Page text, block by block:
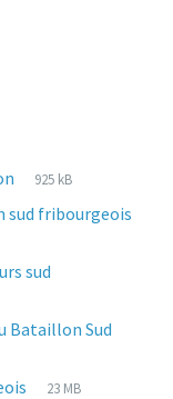
File
pdf
File
925 kB
sud fribourgeois
sud
Bataillon Sud
File
pdf
File
23 MB